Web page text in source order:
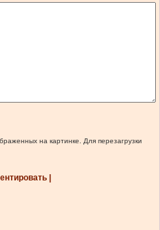
на картинке. Для перезагрузки
|